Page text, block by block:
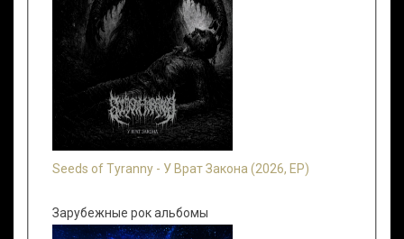
Seeds of Tyranny - У Врат Закона (2026, EP)
Зарубежные рок альбомы